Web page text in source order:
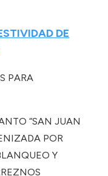
DE
PARA
“SAN JUAN
POR
Y